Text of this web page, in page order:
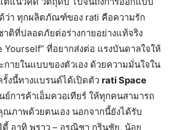
ว่า ทุกผลิตภัณฑ์ของ rati คือความรัก
าติที่ปลอดภัยต่อร่างกายอย่างแท้จริง
ที่อยากส่งต่อ แรงบันดาลใจให้
กายในแบบของตัวเอง ด้วยความมั่นใจใน
งนี้ทางแบรนด์ได้เปิดตัว rati Space
ย์การค้าเอ็มควอเทียร์ ให้ทุกคนสามารถ
ภาพด้วยตนเอง นอกจากนี้ยังได้รับ
ตี้ อาทิ พราว – อรณิชา กรินชัย, น้อย